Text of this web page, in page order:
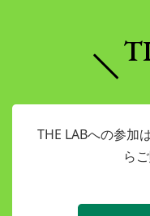
THE LABへの参加
ら